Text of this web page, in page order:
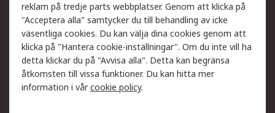
Support
Få hjälp
Retur av varor
Leverans
Spåra din order
Begär en fakturakopi
Fördelar med RS-konto
Betalningsalternativ
reklam på tredje parts webbplatser. Genom att klicka på
"Acceptera alla" samtycker du till behandling av icke
väsentliga cookies. Du kan välja dina cookies genom att
klicka på "Hantera cookie-inställningar". Om du inte vill ha
detta klickar du på "Avvisa alla". Detta kan begränsa
åtkomsten till vissa funktioner. Du kan hitta mer
information i vårcookie policy.